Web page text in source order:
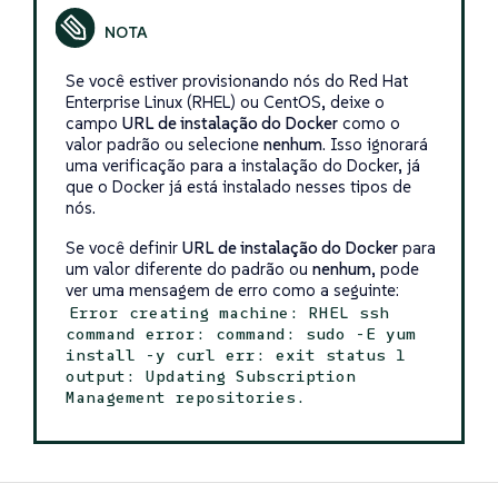
Se você estiver provisionando nós do Red Hat
Enterprise Linux (RHEL) ou CentOS, deixe o
campo URL de instalação do Dockercomo o
valor padrão ou selecione nenhum. Isso ignorará
uma verificação para a instalação do Docker, já
que o Docker já está instalado nesses tipos de
nós.
Se você definir URL de instalação do Dockerpara
um valor diferente do padrão ou nenhum, pode
ver uma mensagem de erro como a seguinte:
Error creating machine: RHEL ssh
command error: command: sudo -E yum
install -y curl err: exit status 1
output: Updating Subscription
Management repositories.